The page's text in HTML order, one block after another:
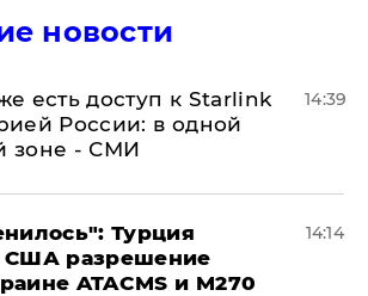
новости
есть доступ к Starlink
России: в одной
зоне - СМИ
14:39
Турция
США разрешение
ATACMS и M270
14:14